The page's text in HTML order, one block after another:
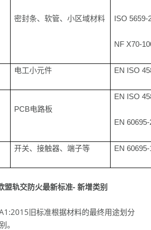
密封条、软管、小区域材料 ISO 5659-
NF X70-
电工小元件 EN ISO
PCB电路板
EN ISO
EN 60695-
开关、接触器、端子等 EN 60695-
轨交防火最新标准- 新增类别
旧标准根据材料的最终用途划分
。